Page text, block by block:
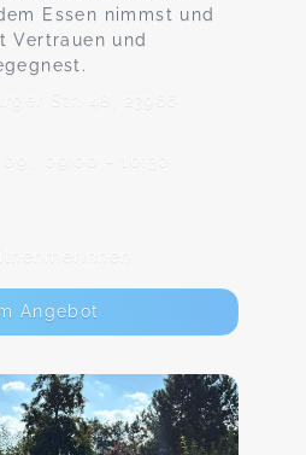
Essen nimmst und
Vertrauen und
Str. 48, 23966
09:00 - 10:30
Angebot